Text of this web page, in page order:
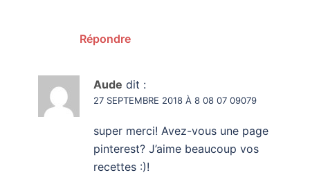
Répondre
Aude dit :
27 SEPTEMBRE 2018 À 8 08 07 09079
super merci! Avez-vous une page
pinterest? J’aime beaucoup vos
recettes :)!